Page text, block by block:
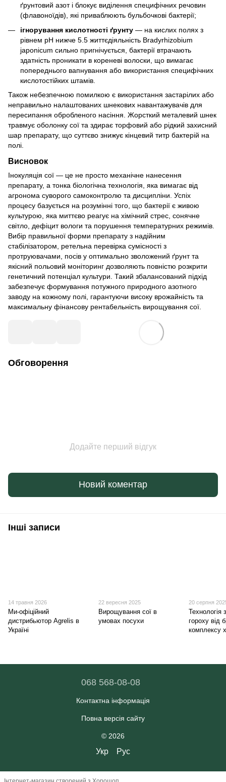
ґрунтовий азот і блокує виділення специфічних речовин
(флавоноїдів), які приваблюють бульбочкові бактерії;
ігнорування кислотності ґрунту — на кислих полях з
рівнем pH нижче 5.5 життєдіяльність Bradyrhizobium
japonicum сильно пригнічується, бактерії втрачають
здатність проникати в кореневі волоски, що вимагає
попереднього вапнування або використання специфічних
кислотостійких штамів.
Також небезпечною помилкою є використання застарілих або
неправильно налаштованих шнекових навантажувачів для
пересипання обробленого насіння. Жорсткий металевий шнек
травмує оболонку сої та здирає торфовий або рідкий захисний
шар препарату, що суттєво знижує кінцевий титр бактерій на
полі.
Висновок
Інокуляція сої — це не просто механічне нанесення
препарату, а тонка біологічна технологія, яка вимагає від
агронома суворого самоконтролю та дисципліни. Успіх
процесу базується на розумінні того, що бактерії є живою
культурою, яка миттєво реагує на хімічний стрес, сонячне
світло, дефіцит вологи та порушення температурних режимів.
Вибір правильної форми препарату з надійним
стабілізатором, ретельна перевірка сумісності з
протруювачами, посів у оптимально зволожений ґрунт та
якісний польовий моніторинг дозволяють повністю розкрити
генетичний потенціал культури. Такий збалансований підхід
забезпечує формування потужного природного азотного
заводу на кожному полі, гарантуючи високу врожайність та
максимальну фінансову рентабельність вирощування сої.
Обговорення
Додайте перший відгук
Новий коментар
Інші записи
14 травня 2026
Ми-офіційний
дистрибьютор Agrelis в
Україні
22 вересня 2025
Вирощування сої в
умовах посухи
20 серпня
Технологія
гороху від
комплексу
068 568-08-08
Контактна інформація
Повна версія сайту
© 2026
Укр Рус